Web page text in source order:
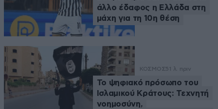
άλλο έδαφος η Ελλάδα στη
μάχη για τη 10η θέση
ΚΟΣΜΟΣ51 λ. πριν
Το ψηφιακό πρόσωπο του
Ισλαμικού Κράτους: Τεχνητή
νοημοσύνη,